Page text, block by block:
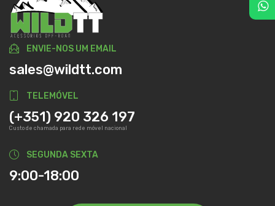
ENVIE-NOS UM EMAIL
sales@wildtt.com
TELEMÓVEL
(+351) 920 326 197
Custo de chamada para rede móvel nacional
SEGUNDA SEXTA
9:00-18:00